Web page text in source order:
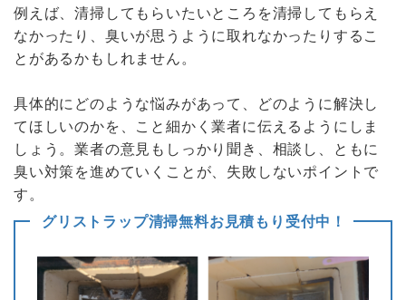
例えば、清掃してもらいたいところを清掃してもらえ
なかったり、臭いが思うように取れなかったりするこ
とがあるかもしれません。
具体的にどのような悩みがあって、どのように解決し
てほしいのかを、こと細かく業者に伝えるようにしま
しょう。業者の意見もしっかり聞き、相談し、ともに
臭い対策を進めていくことが、失敗しないポイントで
す。
グリストラップ清掃無料お見積もり受付中！